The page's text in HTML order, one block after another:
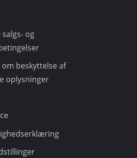
og
beskyttelse af
oplysninger